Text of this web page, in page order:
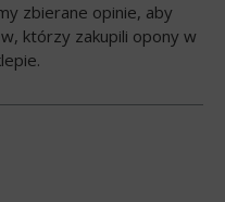
zbierane opinie, aby
którzy zakupili opony w